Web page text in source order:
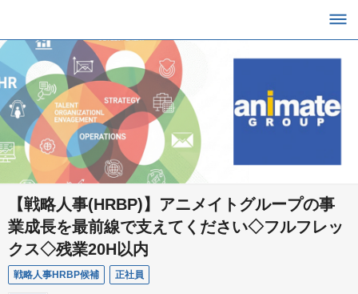
【戦略人事(HRBP)】アニメイトグループの事
業成長を最前線で支えてください◇フルフレッ
クス◇残業20H以内
戦略人事HRBP候補 正社員